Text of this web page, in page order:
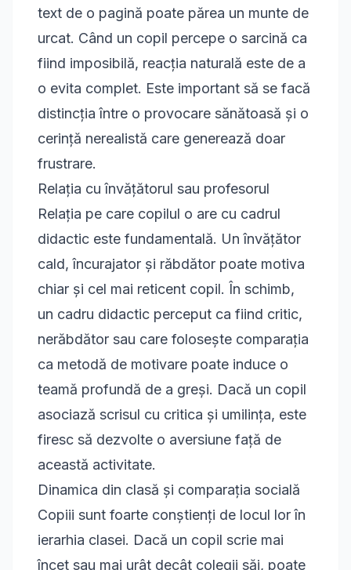
text de o pagină poate părea un munte de
urcat. Când un copil percepe o sarcină ca
fiind imposibilă, reacția naturală este de a
o evita complet. Este important să se facă
distincția între o provocare sănătoasă și o
cerință nerealistă care generează doar
frustrare.
Relația cu învățătorul sau profesorul
Relația pe care copilul o are cu cadrul
didactic este fundamentală. Un învățător
cald, încurajator și răbdător poate motiva
chiar și cel mai reticent copil. În schimb,
un cadru didactic perceput ca fiind critic,
nerăbdător sau care folosește comparația
ca metodă de motivare poate induce o
teamă profundă de a greși. Dacă un copil
asociază scrisul cu critica și umilința, este
firesc să dezvolte o aversiune față de
această activitate.
Dinamica din clasă și comparația socială
Copiii sunt foarte conștienți de locul lor în
ierarhia clasei. Dacă un copil scrie mai
încet sau mai urât decât colegii săi, poate